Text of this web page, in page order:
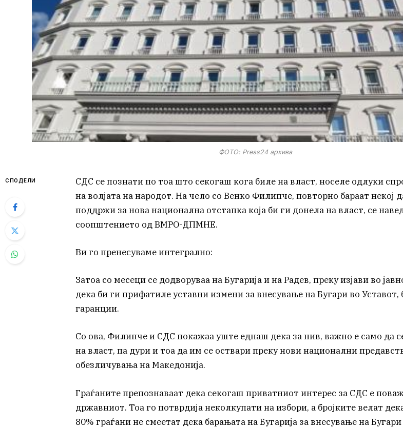
ФОТО: Press24 архива
СПОДЕЛИ
СДС се познати по тоа што секогаш кога биле на власт, носеле одлуки
на волјата на народот. На чело со Венко Филипче, повторно бараат некој
поддржи за нова национална отстапка која би ги донела на власт, се
соопштението од ВМРО-ДПМНЕ.
Ви го пренесуваме интегрално:
Затоа со месеци се додворуваа на Бугарија и на Радев, преку изјави во
дека би ги прифатиле уставни измени за внесување на Бугари во Уставот,
гаранции.
Со ова, Филипче и СДС покажаа уште еднаш дека за нив, важно е само да
на власт, па дури и тоа да им се оствари преку нови национални
обезличувања на Македонија.
Граѓаните препознаваат дека секогаш приватниот интерес за СДС е
државниот. Тоа го потврдија неколкупати на избори, а бројките велат
80% граѓани не смеетат дека барањата на Бугарија за внесување на